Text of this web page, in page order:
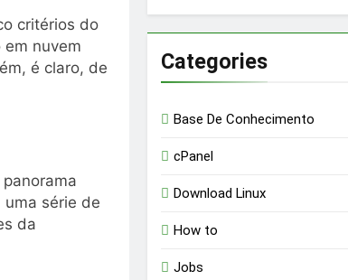
critérios do
nuvem
é claro, de
uma série de
da
Categories
Base De Conhecimento
cPanel
Download Linux
How to
Jobs